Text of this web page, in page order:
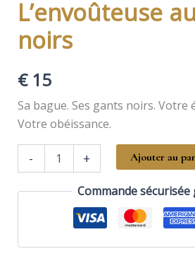
L’envoûteuse
noirs
€15
Sa bague. Ses gants noirs. Votre
Votre obéissance.
-
aux
+ Ajouter au
Commande